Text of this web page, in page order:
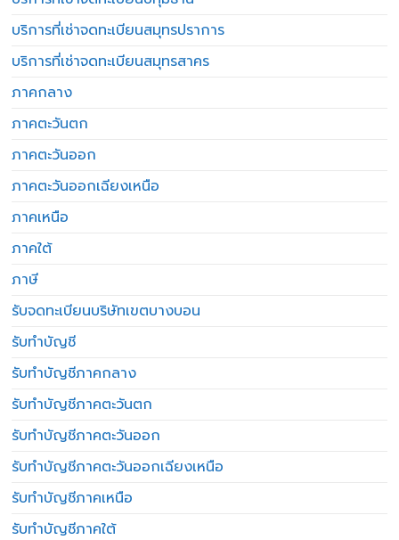
บริการที่เช่าจดทะเบียนสมุทรปราการ
บริการที่เช่าจดทะเบียนสมุทรสาคร
ภาคกลาง
ภาคตะวันตก
ภาคตะวันออก
ภาคตะวันออกเฉียงเหนือ
ภาคเหนือ
ภาคใต้
ภาษี
รับจดทะเบียนบริษัทเขตบางบอน
รับทำบัญชี
รับทำบัญชีภาคกลาง
รับทำบัญชีภาคตะวันตก
รับทำบัญชีภาคตะวันออก
รับทำบัญชีภาคตะวันออกเฉียงเหนือ
รับทำบัญชีภาคเหนือ
รับทำบัญชีภาคใต้